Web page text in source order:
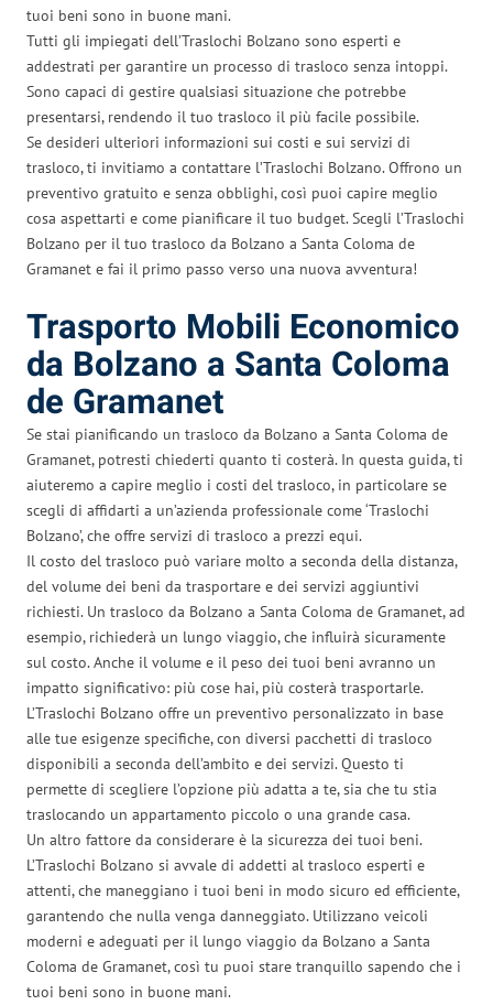
tuoi beni sono in buone mani.
Tutti gli impiegati dell’Traslochi Bolzano sono esperti e
addestrati per garantire un processo di trasloco senza intoppi.
Sono capaci di gestire qualsiasi situazione che potrebbe
presentarsi, rendendo il tuo trasloco il più facile possibile.
Se desideri ulteriori informazioni sui costi e sui servizi di
trasloco, ti invitiamo a contattare l’Traslochi Bolzano. Offrono un
preventivo gratuito e senza obblighi, così puoi capire meglio
cosa aspettarti e come pianificare il tuo budget. Scegli l’Traslochi
Bolzano per il tuo trasloco da Bolzano a Santa Coloma de
Gramanet e fai il primo passo verso una nuova avventura!
Trasporto Mobili Economico
da Bolzano a Santa Coloma
de Gramanet
Se stai pianificando un trasloco da Bolzano a Santa Coloma de
Gramanet, potresti chiederti quanto ti costerà. In questa guida, ti
aiuteremo a capire meglio i costi del trasloco, in particolare se
scegli di affidarti a un’azienda professionale come ‘Traslochi
Bolzano’, che offre servizi di trasloco a prezzi equi.
Il costo del trasloco può variare molto a seconda della distanza,
del volume dei beni da trasportare e dei servizi aggiuntivi
richiesti. Un trasloco da Bolzano a Santa Coloma de Gramanet, ad
esempio, richiederà un lungo viaggio, che influirà sicuramente
sul costo. Anche il volume e il peso dei tuoi beni avranno un
impatto significativo: più cose hai, più costerà trasportarle.
L’Traslochi Bolzano offre un preventivo personalizzato in base
alle tue esigenze specifiche, con diversi pacchetti di trasloco
disponibili a seconda dell’ambito e dei servizi. Questo ti
permette di scegliere l’opzione più adatta a te, sia che tu stia
traslocando un appartamento piccolo o una grande casa.
Un altro fattore da considerare è la sicurezza dei tuoi beni.
L’Traslochi Bolzano si avvale di addetti al trasloco esperti e
attenti, che maneggiano i tuoi beni in modo sicuro ed efficiente,
garantendo che nulla venga danneggiato. Utilizzano veicoli
moderni e adeguati per il lungo viaggio da Bolzano a Santa
Coloma de Gramanet, così tu puoi stare tranquillo sapendo che i
tuoi beni sono in buone mani.